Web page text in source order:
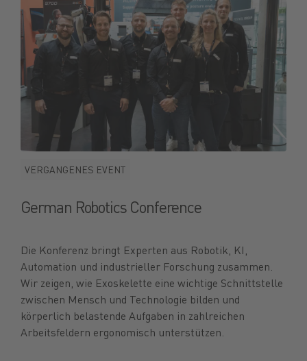
VERGANGENES EVENT
German Robotics Conference
Die Konferenz bringt Experten aus Robotik, KI,
Automation und industrieller Forschung zusammen.
Wir zeigen, wie Exoskelette eine wichtige Schnittstelle
zwischen Mensch und Technologie bilden und
körperlich belastende Aufgaben in zahlreichen
Arbeitsfeldern ergonomisch unterstützen.